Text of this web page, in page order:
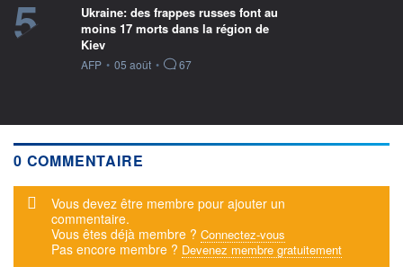
5
Ukraine: des frappes russes font au
moins 17 morts dans la région de
Kiev
information fournie par
AFP • 05 août • 67
0 COMMENTAIRE
Message d'alerte
Vous devez être membre pour ajouter un
commentaire.
Vous êtes déjà membre ? Connectez-vous
Pas encore membre ? Devenez membre gratuitement